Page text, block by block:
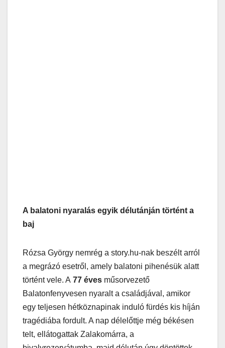
A balatoni nyaralás egyik délutánján történt a
baj
Rózsa György nemrég a story.hu-nak beszélt arról
a megrázó esetről, amely balatoni pihenésük alatt
történt vele. A 77 éves műsorvezető
Balatonfenyvesen nyaralt a családjával, amikor
egy teljesen hétköznapinak induló fürdés kis híján
tragédiába fordult. A nap délelőttje még békésen
telt, ellátogattak Zalakomárra, a